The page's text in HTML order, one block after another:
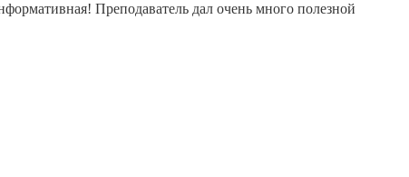
Преподаватель дал очень много полезной